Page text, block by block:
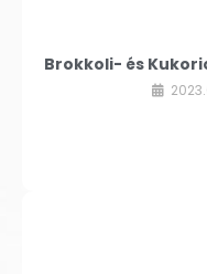
Brokkoli- és